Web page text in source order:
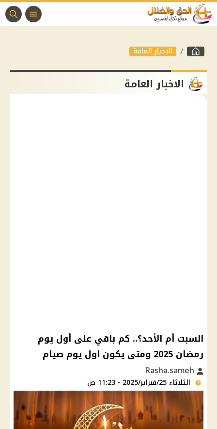
الاخبار العامة
الاخبار العامة
السبت أم الأحد؟.. كم باقي على أول يوم
رمضان 2025 ومتى يكون اول يوم صيام
الثلاثاء 25/فبراير/2025 - 11:23 ص